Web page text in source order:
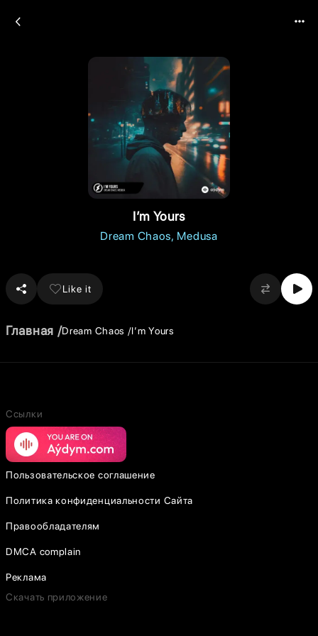
I’m Yours
Dream Chaos Medusa
Like it
Главная Dream Chaos I’m Yours
Ссылки
Пользовательское соглашение
Политика конфиденциальности Сайта
Правообладателям
DMCA complain
Реклама
Скачать приложение